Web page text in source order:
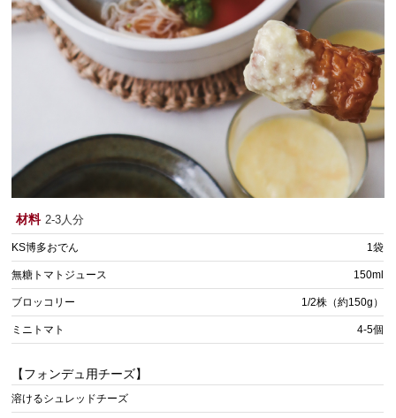
材料 2-3人分
KS博多おでん 1袋
無糖トマトジュース 150ml
ブロッコリー 1/2株（約150g）
ミニトマト 4-5個
【フォンデュ用チーズ】
溶けるシュレッドチーズ